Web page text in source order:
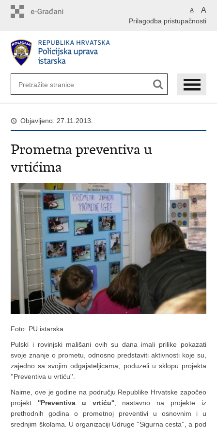
A A
Prilagodba pristupačnosti
Objavljeno: 27.11.2013.
Prometna preventiva u
vrtićima
Foto: PU istarska
Pulski i rovinjski mališani ovih su dana imali prilike pokazati
svoje znanje o prometu, odnosno predstaviti aktivnosti koje su,
zajedno sa svojim odgajateljicama, poduzeli u sklopu projekta
''Preventiva u vrtiću''.
Naime, ove je godine na području Republike Hrvatske započeo
projekt''Preventiva u vrtiću'', nastavno na projekte iz
prethodnih godina o prometnoj preventivi u osnovnim i u
srednjim školama. U organizaciji Udruge ''Sigurna cesta'', a pod